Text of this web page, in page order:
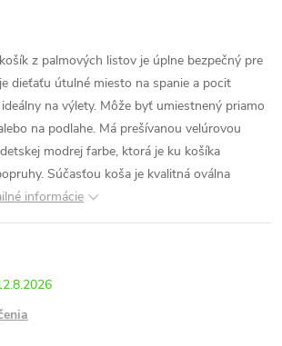
z palmových listov je úplne bezpečný pre
dieťaťu útulné miesto na spanie a pocit
na výlety. Môže byť umiestnený priamo
na podlahe. Má prešívanou velúrovou
modrej farbe, ktorá je ku košíka
Súčasťou koša je kvalitná oválna
informácie